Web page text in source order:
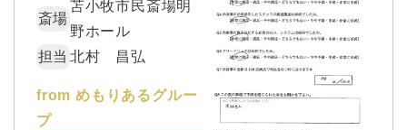
斎場
苫小牧市民斎場明
野ホール
担当 北村 昌弘
from めもりあるグルー
プ